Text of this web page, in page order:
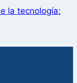
la tecnología: